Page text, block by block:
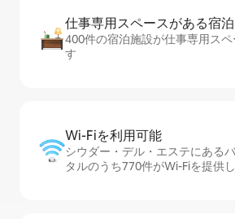
仕事専用ス⁠ペ⁠ー⁠スがあ⁠る宿⁠
400件の宿泊施設が仕事専用ス
す
Wi-Fiを利⁠用⁠可⁠能
シウダー・デル・エステにある
タルのうち770件がWi-Fiを提供